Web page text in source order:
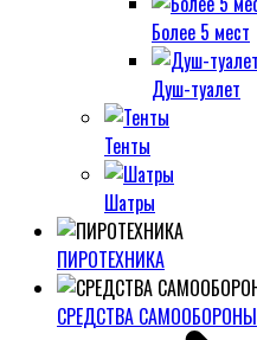
Более 5 мест
Душ-туалет
Тенты
Шатры
ПИРОТЕХНИКА
СРЕДСТВА САМООБОРОНЫ